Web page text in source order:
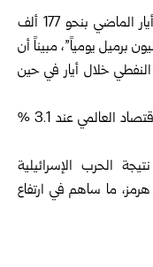
وأشار التقرير إلى “تراجع إنتاج أوبك” خلال أيار الماضي بنحو 177 ألف
مقارنة بنيسان، ليصل إلى 18 مليون برميل يومياً”، مبيناً أن
النفطي خلال أيار في حين
كما أبقت المنظمة على توقعاتها لـ “نمو الاقتصاد العالمي عند 3.1 %
الحرب الإسرائيلية
هرمز، ما ساهم في ارتفاع